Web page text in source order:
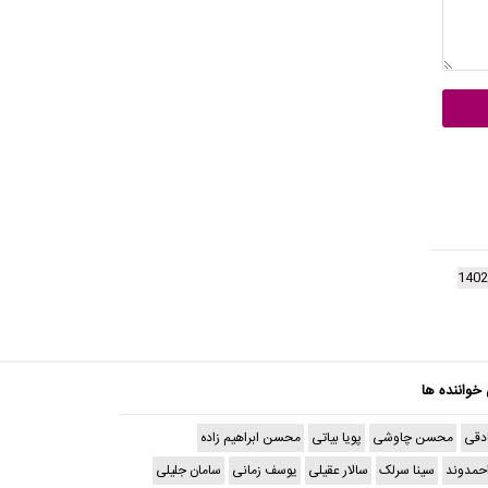
خواننده ها
محسن چاوشی پویا بیاتی محسن ابراهیم زاده
سینا سرلک سالار عقیلی یوسف زمانی سامان جلیلی